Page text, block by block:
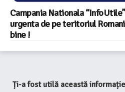
Campania Nationala
urgenta de pe teritoriul
bine !
Ți-a fost utilă această